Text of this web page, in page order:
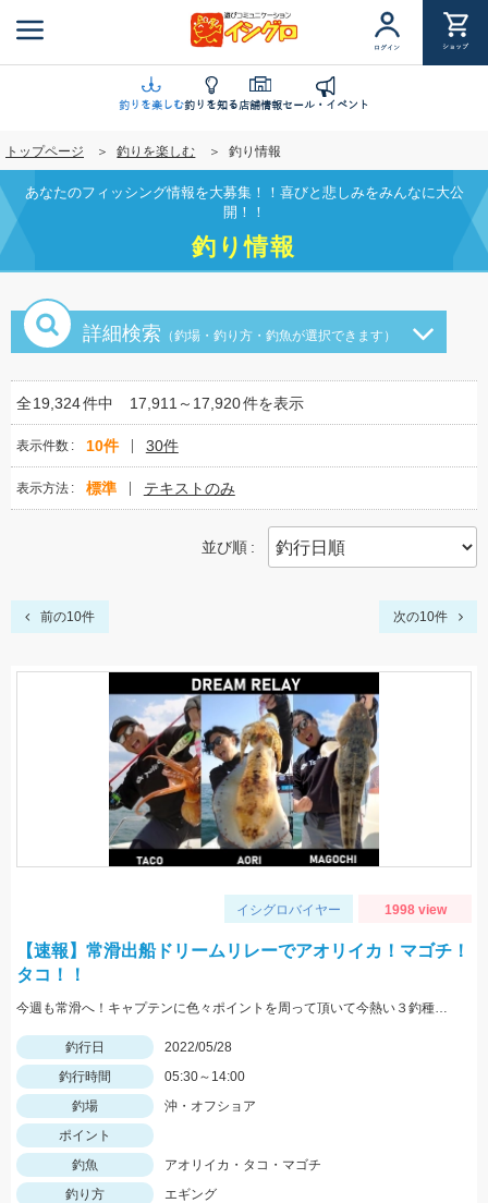
ン
に
移
動
ログイン ショップ
釣りを楽しむ釣りを知る店舗情報セール・イベント
トップページ 釣りを楽しむ 釣り情報
あなたのフィッシング情報を大募集！！喜びと悲しみをみんなに大公
開！！
釣り情報
詳細検索 （釣場・釣り方・釣魚が選択できます）
全19,324件中 17,911～17,920件を表示
表示件数 10件 30件
表示方法 標準 テキストのみ
並び順
前の10件 次の10件
イシグロバイヤー 1998 view
【速報】常滑出船ドリームリレーでアオリイカ！マゴチ！
タコ！！
今週も常滑へ！キャプテンに色々ポイントを周って頂いて今熱い３釣種を釣ることができました！！大興奮！！！
釣行日
2022/05/28
釣行時間
05:30～14:00
釣場
沖・オフショア
ポイント
釣魚
アオリイカ・タコ・マゴチ
釣り方
エギング